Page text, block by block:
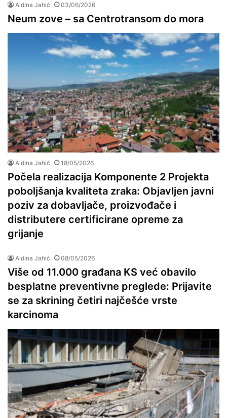
Aldina Jahić 03/06/2026
Neum zove – sa Centrotransom do mora
Aldina Jahić 18/05/2026
Počela realizacija Komponente 2 Projekta
poboljšanja kvaliteta zraka: Objavljen javni
poziv za dobavljače, proizvođače i
distributere certificirane opreme za
grijanje
Aldina Jahić 08/05/2026
Više od 11.000 građana KS već obavilo
besplatne preventivne preglede: Prijavite
se za skrining četiri najčešće vrste
karcinoma